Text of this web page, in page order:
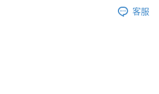
客服